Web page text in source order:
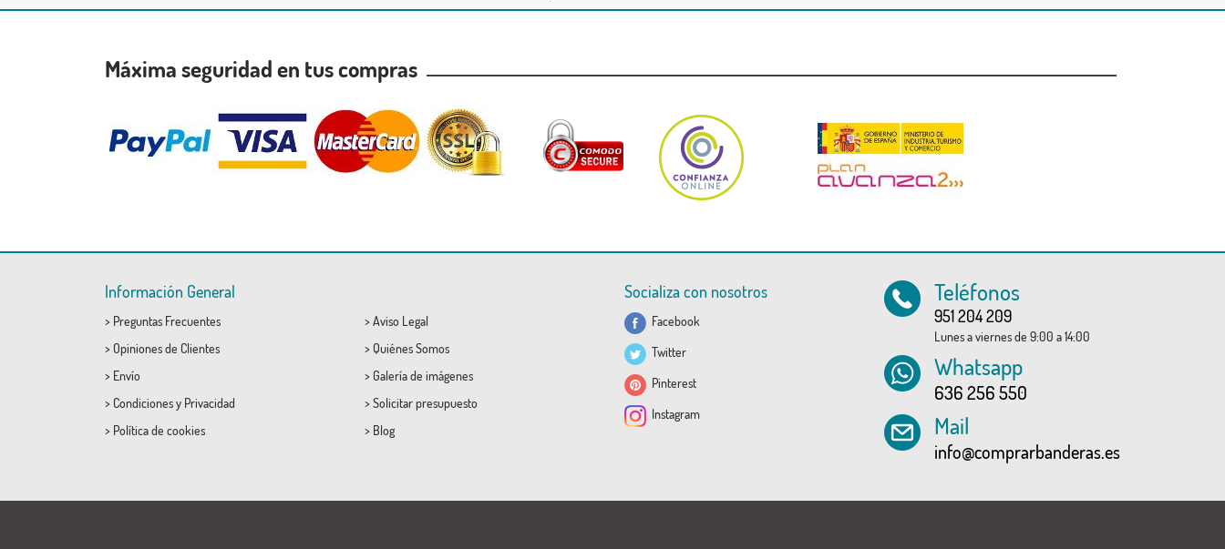
Máxima seguridad en tus compras
Información General
> Preguntas Frecuentes
> Opiniones de Clientes
> Envío
> Condicionesy Privacidad
> Política de cookies
> Aviso Legal
> Quiénes Somos
> Galería de imágenes
> Solicitar presupuesto
> Blog
Socializa con nosotros
Facebook
Twitter
Pinterest
Instagram
Teléfonos
951 204 209
Lunes a viernes de 9:00 a 14:00
Whatsapp
636 256 550
Mail
info@comprarbanderas.es